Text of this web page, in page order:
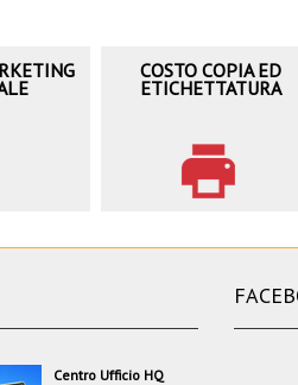
COSTO COPIA ED
ETICHETTATURA
Centro Ufficio HQ